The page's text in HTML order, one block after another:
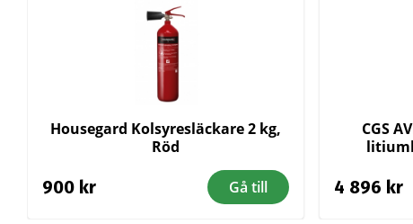
Housegard Kolsyresläckare 2 kg,
Röd
900 kr Gå till
CGS
4 896 kr